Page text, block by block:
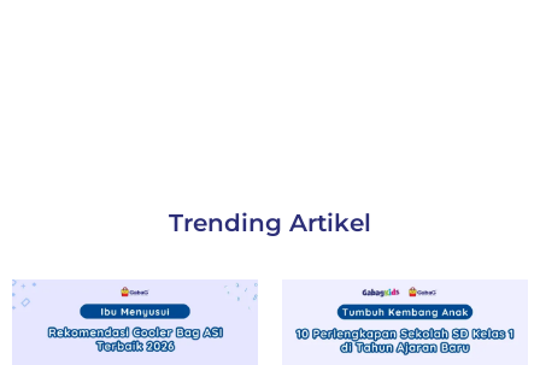
Trending Artikel